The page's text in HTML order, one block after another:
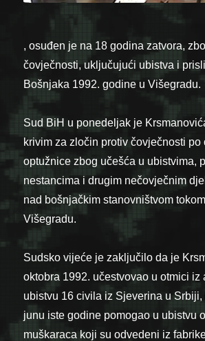
, osuđen je na 18 godina zatvora,
čovječnosti, uključujući ubistva i
Bošnjaka 1992. godine u Višegradu.
Sud BiH u ponedeljak je
krivim za zločin protiv čovječnosti po
optužnice zbog učešća u ubistvima,
nestancima i drugim nečovječnim
nad bošnjačkim stanovništvom
Višegradu.
Sudsko vijeće je zaključilo da je
oktobra 1992. učestvovao u otmici iz
ubistvu 16 civila iz Sjeverina u Srbiji,
junu iste godine pomogao u ubistvu
muškaraca koji su odvedeni iz fabrike